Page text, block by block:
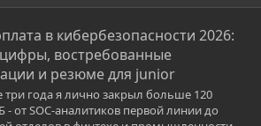
в кибербезопасности 2026:
востребованные
и резюме для junior
три года я лично закрыл больше 120
- от SOC-аналитиков первой линии до